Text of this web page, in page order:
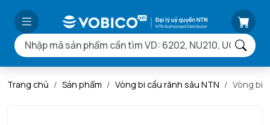
Trang chủ Sản phẩm Vòng bi cầu rãnh sâu NTN Vòng bi